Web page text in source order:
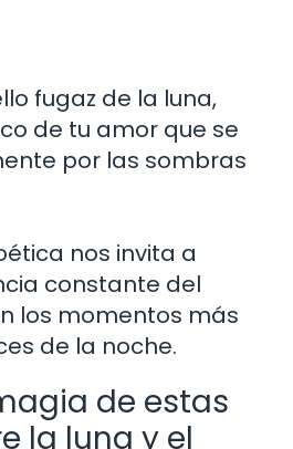
fugaz de la luna,
de tu amor que se
por las sombras
nos invita a
constante del
los momentos más
de la noche.
de estas
la luna y el